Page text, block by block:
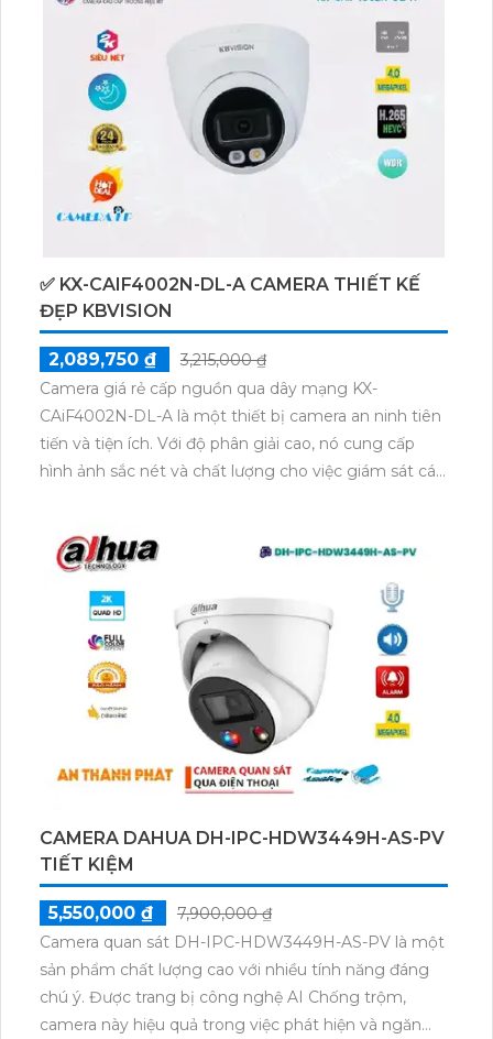
✅ KX-CAIF4002N-DL-A CAMERA THIẾT KẾ
ĐẸP KBVISION
2,089,750 ₫
3,215,000 ₫
Camera giá rẻ cấp nguồn qua dây mạng KX-
CAiF4002N-DL-A là một thiết bị camera an ninh tiên
tiến và tiện ích. Với độ phân giải cao, nó cung cấp
hình ảnh sắc nét và chất lượng cho việc giám sát các
thời gian và công sức trong quá trình cài đặt. Ngoài
ra, nó cũng tích hợp các tính năng thông minh như
nhận dạng khuôn mặt và phát hiện chuyển động,
giúp bạn nắm bắt được mọi sự cố ngay khi chúng
xảy ra. Với mức giá hợp lý, camera KX-CAiF4002N-
DL-A là sự lựa chọn tốt cho các hộ gia đình và doanh
nghiệp muốn nâng cao hệ thống an ninh của mình.
CAMERA DAHUA DH-IPC-HDW3449H-AS-PV
TIẾT KIỆM
5,550,000 ₫
7,900,000 ₫
Camera quan sát DH-IPC-HDW3449H-AS-PV là một
sản phẩm chất lượng cao với nhiều tính năng đáng
chú ý. Được trang bị công nghệ AI Chống trộm,
camera này hiệu quả trong việc phát hiện và ngăn